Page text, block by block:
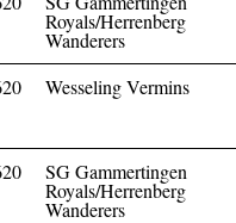
Royals/Herrenberg
Wanderers
Wesseling Vermins
SG Gammertingen
Royals/Herrenberg
Wanderers